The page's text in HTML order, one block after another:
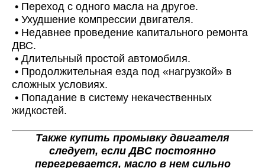
• Переход с одного масла на другое.
• Ухудшение компрессии двигателя.
• Недавнее проведение капитального ремонта
ДВС.
• Длительный простой автомобиля.
• Продолжительная езда под «нагрузкой» в
сложных условиях.
• Попадание в систему некачественных
жидкостей.
Также купить промывку двигателя
следует, если ДВС постоянно
перегревается, масло в нем сильно
Далее
ОК